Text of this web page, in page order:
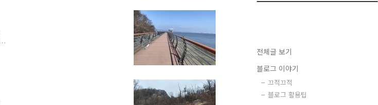
전체글 보기
블로그 이야기
끄적끄적
블로그 활용팁